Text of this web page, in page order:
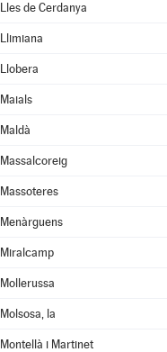
Lles de Cerdanya
Llimiana
Llobera
Maials
Maldà
Massalcoreig
Massoteres
Menàrguens
Miralcamp
Mollerussa
Molsosa, la
Montellà i Martinet